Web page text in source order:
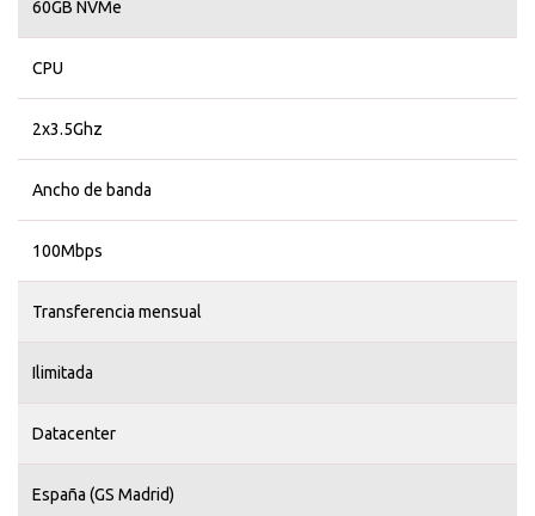
60GB NVMe
CPU
2x3.5Ghz
Ancho de banda
100Mbps
Transferencia mensual
Ilimitada
Datacenter
España (GS Madrid)